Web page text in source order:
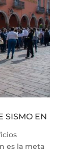
SISMO EN
es la meta